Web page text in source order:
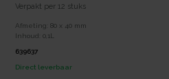
Verpakt per 12 stuks
Afmeting: 80 x 40 mm
Inhoud: 0,1L
639637
Direct leverbaar